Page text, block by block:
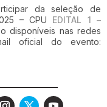
da seleção de
– CPU EDITAL 1 –
disponíveis nas redes
oficial do evento: